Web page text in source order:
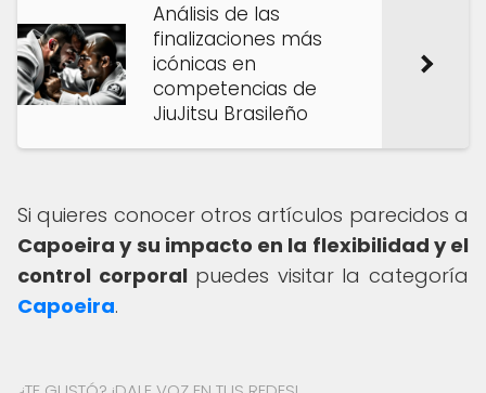
Análisis de las
finalizaciones más
icónicas en
competencias de
JiuJitsu Brasileño
Si quieres conocer otros artículos parecidos a
Capoeira y su impacto en la flexibilidad y el
control corporalpuedes visitar la categoría
Capoeira.